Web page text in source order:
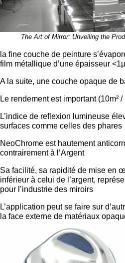
The Art of Mirror: Unveiling the
la fine couche de peinture
film métallique d’une épaisseur
A la suite, une couche opaque de
Le rendement est important (10m² /
L’indice de reflexion lumineuse
surfaces comme celles des phares
NeoChrome est hautement
contrairement à l’Argent
Sa facilité, sa rapidité de mise en
inférieur à celui de l’argent,
pour l’industrie des miroirs
L’application peut se faire sur
la face externe de matériaux